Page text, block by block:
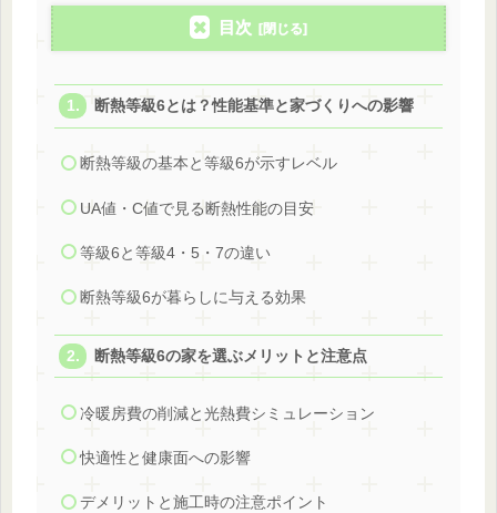
目次
断熱等級6とは？性能基準と家づくりへの影響
断熱等級の基本と等級6が示すレベル
UA値・C値で見る断熱性能の目安
等級6と等級4・5・7の違い
断熱等級6が暮らしに与える効果
断熱等級6の家を選ぶメリットと注意点
冷暖房費の削減と光熱費シミュレーション
快適性と健康面への影響
デメリットと施工時の注意ポイント